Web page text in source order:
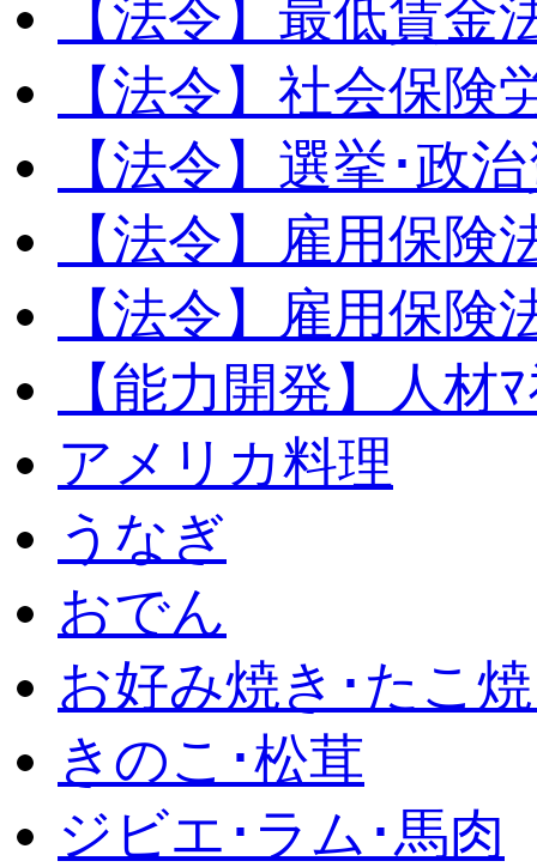
【法令】最低賃金
【法令】社会保険
【法令】選挙･政
【法令】雇用保険
【法令】雇用保険
【能力開発】人材
アメリカ料理
うなぎ
おでん
お好み焼き･たこ
きのこ･松茸
ジビエ･ラム･馬肉